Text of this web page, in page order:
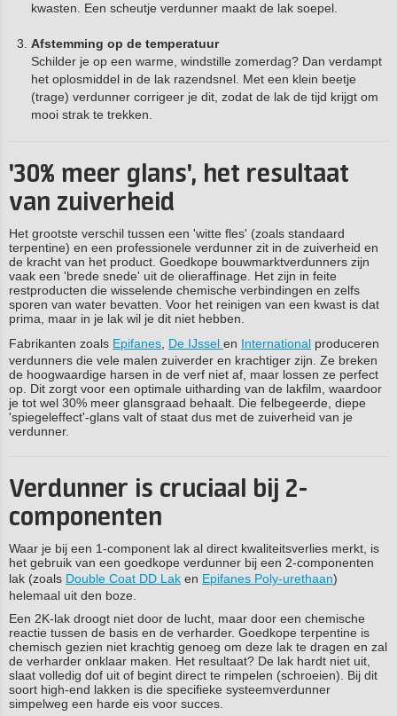
kwasten. Een scheutje verdunner maakt de lak soepel.
Afstemming op de temperatuur
Schilder je op een warme, windstille zomerdag? Dan verdampt
het oplosmiddel in de lak razendsnel. Met een klein beetje
(trage) verdunner corrigeer je dit, zodat de lak de tijd krijgt om
mooi strak te trekken.
'30% meer glans', het resultaat
van zuiverheid
Het grootste verschil tussen een 'witte fles' (zoals standaard
terpentine) en een professionele verdunner zit in de zuiverheid en
de kracht van het product. Goedkope bouwmarktverdunners zijn
vaak een 'brede snede' uit de olieraffinage. Het zijn in feite
restproducten die wisselende chemische verbindingen en zelfs
sporen van water bevatten. Voor het reinigen van een kwast is dat
prima, maar in je lak wil je dit niet hebben.
Fabrikanten zoals Epifanes De IJssel en International produceren
verdunners die vele malen zuiverder en krachtiger zijn. Ze breken
de hoogwaardige harsen in de verf niet af, maar lossen ze perfect
op. Dit zorgt voor een optimale uitharding van de lakfilm, waardoor
je tot wel 30% meer glansgraad behaalt. Die felbegeerde, diepe
'spiegeleffect'-glans valt of staat dus met de zuiverheid van je
verdunner.
Verdunner is cruciaal bij 2-
componenten
Waar je bij een 1-component lak al direct kwaliteitsverlies merkt, is
het gebruik van een goedkope verdunner bij een 2-componenten
lak (zoals Double Coat DD Lak en Epifanes Poly-urethaan)
helemaal uit den boze.
Een 2K-lak droogt niet door de lucht, maar door een chemische
reactie tussen de basis en de verharder. Goedkope terpentine is
chemisch gezien niet krachtig genoeg om deze lak te dragen en zal
de verharder onklaar maken. Het resultaat? De lak hardt niet uit,
slaat volledig dof uit of begint direct te rimpelen (schroeien). Bij dit
soort high-end lakken is die specifieke systeemverdunner
simpelweg een harde eis voor succes.